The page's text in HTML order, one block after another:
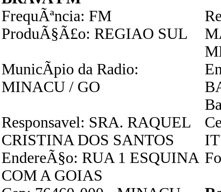
FrequÃªncia: FM
ProduÃ§Ã£o: REGIAO SUL
MunicÃ­pio da Radio:
MINACU / GO
Responsavel: SRA. RAQUEL
CRISTINA DOS SANTOS
EndereÃ§o: RUA 1 ESQUINA
COM A GOIAS